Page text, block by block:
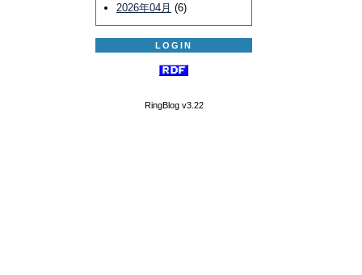
2026年04月 (6)
LOGIN
RingBlog v3.22